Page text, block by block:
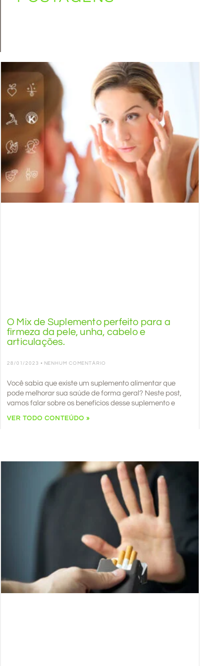
O Mix de Suplemento perfeito para a
firmeza da pele, unha, cabelo e
articulações.
28/01/2023 NENHUM COMENTÁRIO
Você sabia que existe um suplemento alimentar que
pode melhorar sua saúde de forma geral? Neste post,
vamos falar sobre os benefícios desse suplemento e
VER TODO CONTEÚDO »